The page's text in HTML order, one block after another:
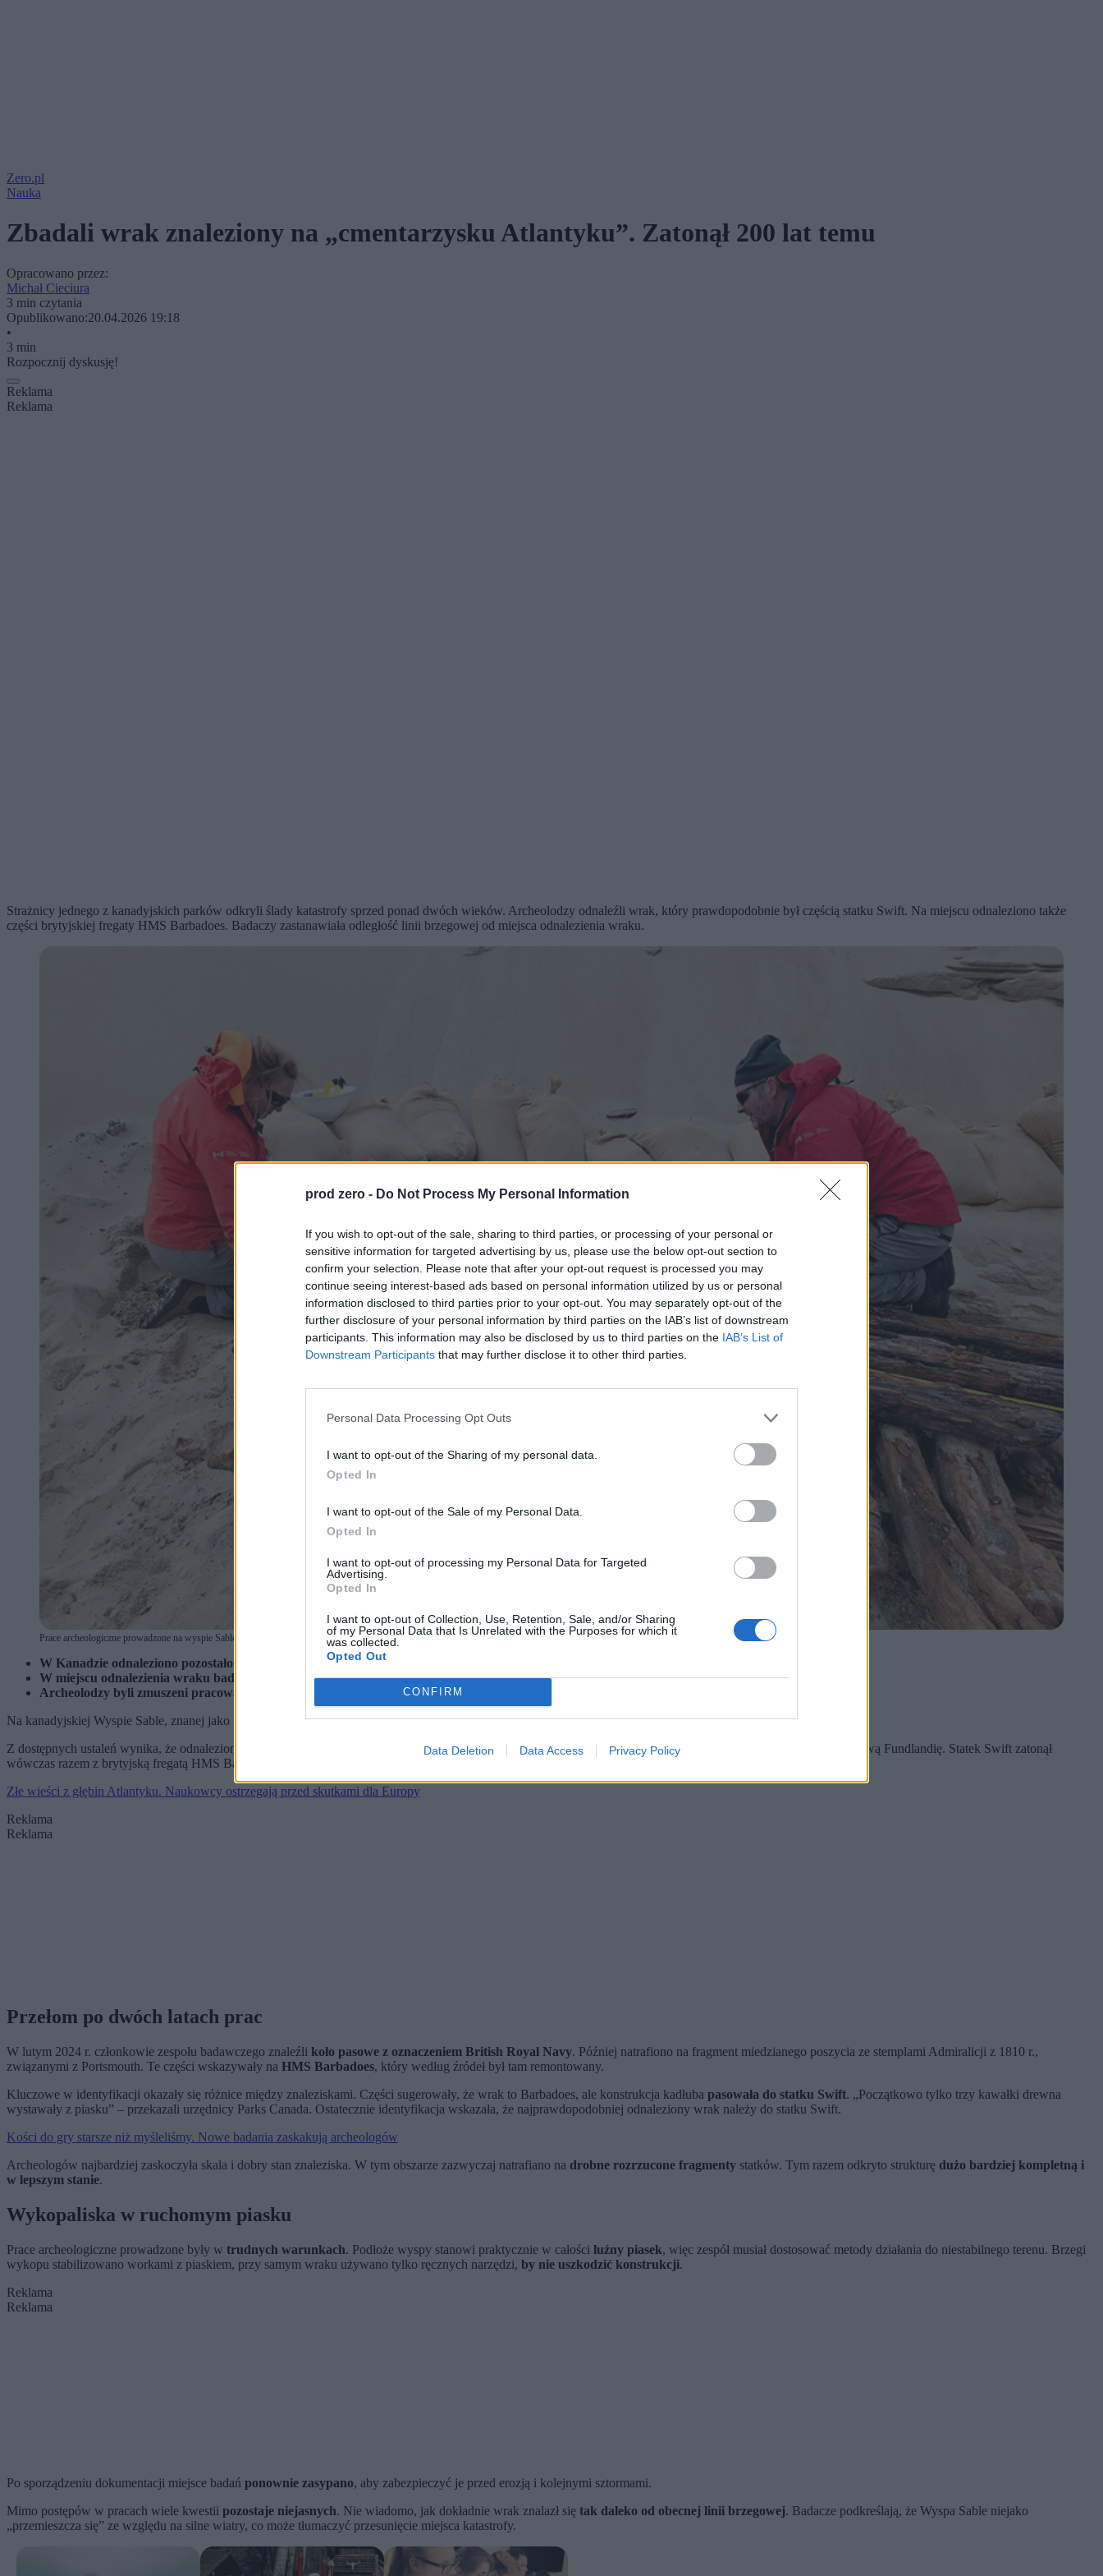
prod zero - Do Not Process My Personal Information
If you wish to opt-out of the sale, sharing to third parties, or processing of your personal or
sensitive information for targeted advertising by us, please use the below opt-out section to
confirm your selection. Please note that after your opt-out request is processed you may
continue seeing interest-based ads based on personal information utilized by us or personal
information disclosed to third parties prior to your opt-out. You may separately opt-out of the
further disclosure of your personal information by third parties on the IAB’s list of downstream
participants. This information may also be disclosed by us to third parties on the IAB’s List of
Downstream Participants that may further disclose it to other third parties.
Personal Data Processing Opt Outs
I want to opt-out of the Sharing of my personal data.
Opted In
I want to opt-out of the Sale of my Personal Data.
Opted In
I want to opt-out of processing my Personal Data for Targeted
Advertising.
Opted In
I want to opt-out of Collection, Use, Retention, Sale, and/or Sharing
of my Personal Data that Is Unrelated with the Purposes for which it
was collected.
Opted Out
CONFIRM
Data Deletion Data Access Privacy Policy
Zero.pl
Nauka
Zbadali wrak znaleziony na „cmentarzysku Atlantyku”. Zatonął 200 lat temu
Opracowano przez:
Michał Cieciura
3 min czytania
Opublikowano:20.04.2026 19:18
•
3 min
Rozpocznij dyskusję!
Reklama
Reklama
Strażnicy jednego z kanadyjskich parków odkryli ślady katastrofy sprzed ponad dwóch wieków. Archeolodzy odnaleźli wrak, który prawdopodobnie był częścią statku Swift. Na miejscu odnaleziono także
części brytyjskiej fregaty HMS Barbadoes. Badaczy zastanawiała odległość linii brzegowej od miejsca odnalezienia wraku.
Prace archeologiczne prowadzone na wyspie Sable. (fot. Parks Canada / Parks Canada)
W Kanadzie odnaleziono pozostałości po statku, który uległ katastrofie dwa wieki temu.
W miejscu odnalezienia wraku badacze natrafili na części należące prawdopodobnie do innego okrętu, który także zatonął.
Archeolodzy byli zmuszeni pracować w bardzo złych warunkach, niemal cała powierzchnia wyspy jest pokryta luźnym piaskiem.
Na kanadyjskiej Wyspie Sable, znanej jako „
cmentarzysko Atlantyku”, strażnicy Parks Canada natrafili na relikty statków sprzedponad 200 lat.
Z dostępnych ustaleń wynika, że odnaleziony wrak może być pozostałością cywilnego statku Swift, któryzatonął 27 września 1812 r.
w drodze z Bermudów na Nową Fundlandię. Statek Swift zatonął
wówczas razem z brytyjską fregatą HMS Barbadoes oraz szkunerem Emeline.
Złe wieści z głębin Atlantyku. Naukowcy ostrzegają przed skutkami dla Europy
Reklama
Reklama
Przełom po dwóch latach prac
W lutym 2024 r. członkowie zespołu badawczego znaleźli koło pasowe z oznaczeniem British Royal Navy. Później natrafiono na fragment miedzianego poszycia ze stemplami Admiralicji z 1810 r.,
związanymi z Portsmouth. Te części wskazywały na HMS Barbadoes, który według źródeł był tam remontowany.
Kluczowe w identyfikacji okazały się różnice między znaleziskami. Części sugerowały, że wrak to Barbadoes, ale konstrukcja kadłuba pasowała do statku Swift. „Początkowo tylko trzy kawałki drewna
wystawały z piasku” – przekazali urzędnicy Parks Canada. Ostatecznie identyfikacja wskazała, że najprawdopodobniej odnaleziony wrak należy do statku Swift.
Kości do gry starsze niż myśleliśmy. Nowe badania zaskakują archeologów
Archeologów najbardziej zaskoczyła skala i dobry stan znaleziska. W tym obszarze zazwyczaj natrafiano na drobne rozrzucone fragmenty statków. Tym razem odkryto strukturę dużo bardziej kompletną i
w lepszym stanie.
Wykopaliska w ruchomym piasku
Prace archeologiczne prowadzone były w trudnych warunkach. Podłoże wyspy stanowi praktycznie w całości luźny piasek, więc zespół musiał dostosować metody działania do niestabilnego terenu. Brzegi
wykopu stabilizowano workami z piaskiem, przy samym wraku używano tylko ręcznych narzędzi, by nie uszkodzić konstrukcji.
Reklama
Reklama
Po sporządzeniu dokumentacji miejsce badań ponownie zasypano, aby zabezpieczyć je przed erozją i kolejnymi sztormami.
Mimo postępów w pracach wiele kwestii pozostaje niejasnych. Nie wiadomo, jak dokładnie wrak znalazł się tak daleko od obecnej linii brzegowej. Badacze podkreślają, że Wyspa Sable niejako
„przemieszcza się” ze względu na silne wiatry, co może tłumaczyć przesunięcie miejsca katastrofy.